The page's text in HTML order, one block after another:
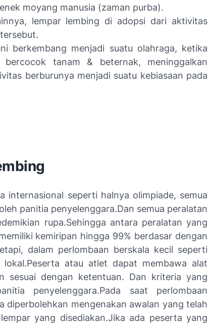
moyang manusia (zaman purba).
lempar lembing di adopsi dari aktivitas
berkembang menjadi suatu olahraga, ketika
bercocok tanam & beternak, meninggalkan
berburunya menjadi suatu kebiasaan pada
internasional seperti halnya olimpiade, semua
panitia penyelenggara.Dan semua peralatan
rupa.Sehingga antara peralatan yang
kemiripan hingga 99% berdasar dengan
dalam perlombaan berskala kecil seperti
atau atlet dapat membawa alat
sesuai dengan ketentuan. Dan kriteria yang
penyelenggara.Pada saat perlombaan
diperbolehkan mengenakan awalan yang telah
yang disediakan.Jika ada peserta yang